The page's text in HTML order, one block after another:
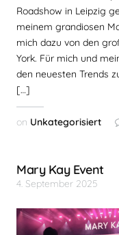
Roadshow in Leipzig
meinem grandiosen
mich dazu von den
York. Für mich und
den neuesten Trends
[…]
on Unkategorisiert
Mary Kay Event
4. September 2025